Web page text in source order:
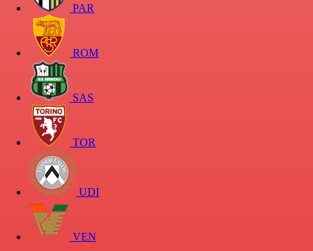
PAR
ROM
SAS
TOR
UDI
VEN